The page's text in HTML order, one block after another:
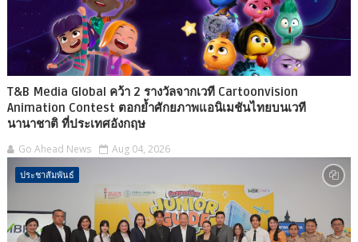
T&B Media Global คว้า 2 รางวัลจากเวที Cartoonvision
Animation Contest ตอกย้ำศักยภาพแอนิเมชันไทยบนเวที
นานาชาติ ที่ประเทศอังกฤษ
Go Ahead News Aug 04, 2026
ประชาสัมพันธ์